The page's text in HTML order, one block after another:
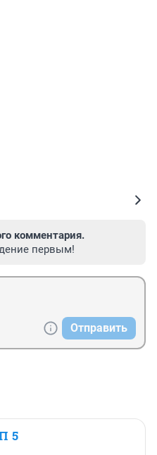
комментария.
первым!
Отправить
5